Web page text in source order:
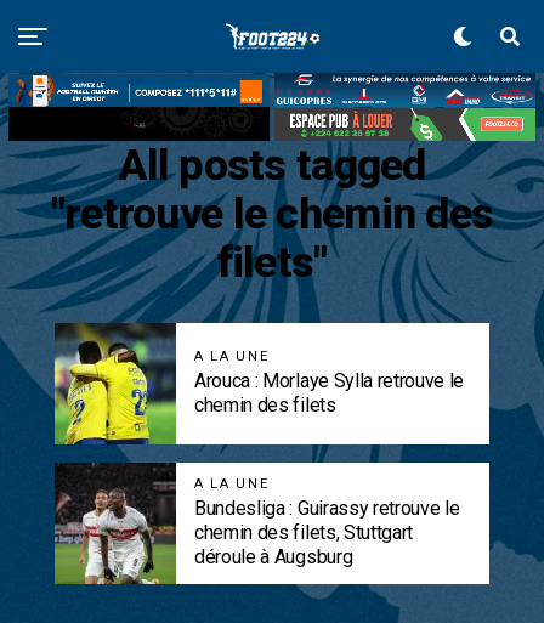
All posts tagged
"retrouve le chemin des
filets"
A LA UNE
Arouca : Morlaye Sylla retrouve le
chemin des filets
A LA UNE
Bundesliga : Guirassy retrouve le
chemin des filets, Stuttgart
déroule à Augsburg